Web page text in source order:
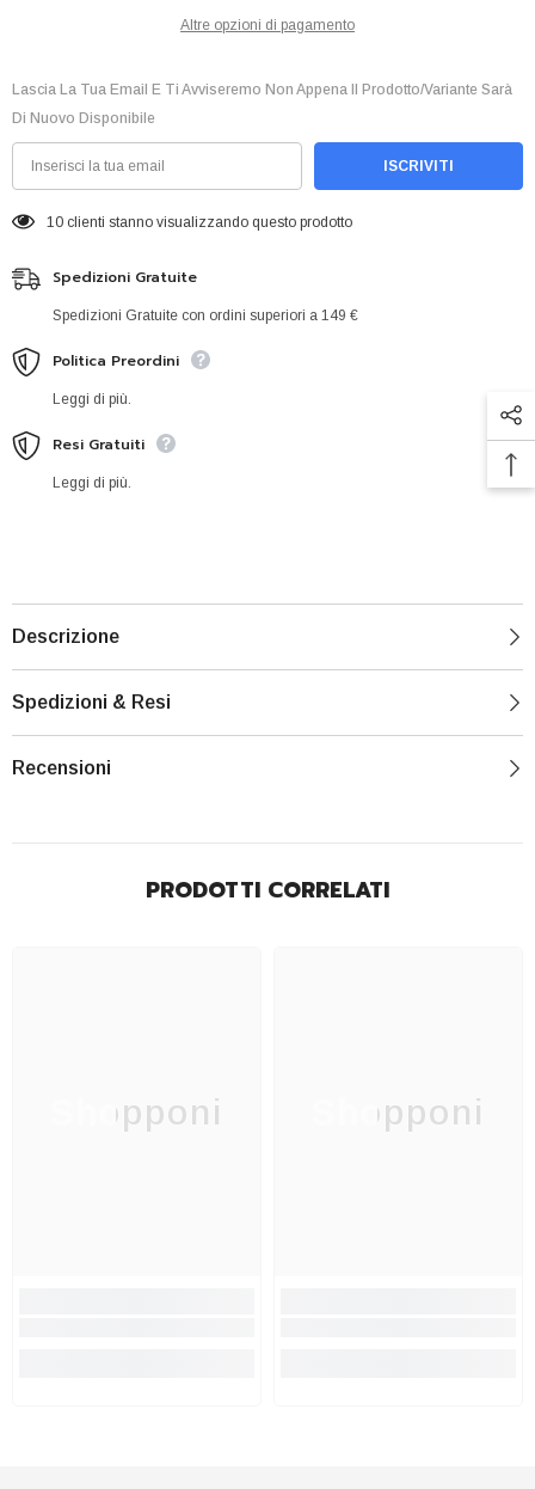
Altre opzioni di pagamento
Lascia La Tua Email E Ti Avviseremo Non Appena Il Prodotto/variante Sarà
Di Nuovo Disponibile
ISCRIVITI
10 clienti stanno visualizzando questo prodotto
Spedizioni Gratuite
Spedizioni Gratuite con ordini superiori a 149 €
Politica Preordini
Leggi di più.
Resi Gratuiti
Leggi di più.
Descrizione
Spedizioni & Resi
Recensioni
PRODOTTI CORRELATI
Shopponi Shopponi